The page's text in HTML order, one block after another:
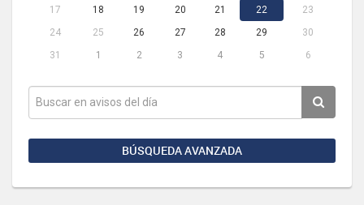
17 18 19 20 21 22
23
24
25 26 27 28 29
30
31
1 2 3 4 5 6
BÚSQUEDA AVANZADA